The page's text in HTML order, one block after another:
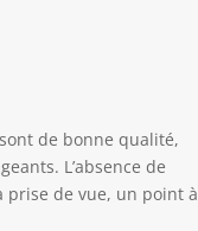
de bonne qualité,
L’absence de
prise de vue, un point à